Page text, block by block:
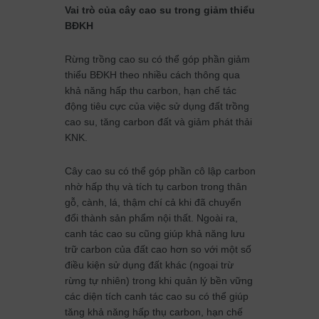
Vai trò của cây cao su trong giảm thiểu
BĐKH
Rừng trồng cao su có thể góp phần giảm
thiểu BĐKH theo nhiều cách thông qua
khả năng hấp thu carbon, hạn chế tác
động tiêu cực của việc sử dụng đất trồng
cao su, tăng carbon đất và giảm phát thải
KNK.
Cây cao su có thể góp phần cô lập carbon
nhờ hấp thụ và tích tụ carbon trong thân
gỗ, cành, lá, thậm chí cả khi đã chuyển
đổi thành sản phẩm nội thất. Ngoài ra,
canh tác cao su cũng giúp khả năng lưu
trữ carbon của đất cao hơn so với một số
điều kiện sử dụng đất khác (ngoại trừ
rừng tự nhiên) trong khi quản lý bền vững
các diện tích canh tác cao su có thể giúp
tăng khả năng hấp thụ carbon, hạn chế